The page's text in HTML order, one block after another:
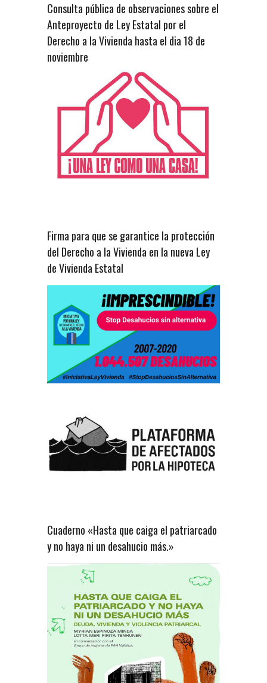
Consulta pública de observaciones sobre el
Anteproyecto de Ley Estatal por el
Derecho a la Vivienda hasta el dia 18 de
noviembre
Firma para que se garantice la protección
del Derecho a la Vivienda en la nueva Ley
de Vivienda Estatal
Cuaderno «Hasta que caiga el patriarcado
y no haya ni un desahucio más.»